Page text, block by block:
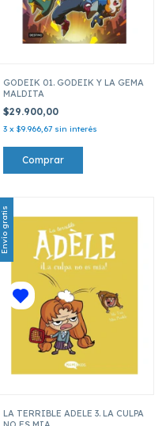
GODEIK 01. GODEIK Y LA GEMA
MALDITA
$29.900,00
3 x $9.966,67 sin interés
Envío gratis
LA TERRIBLE ADELE 3. LA CULPA